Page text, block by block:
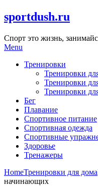
Skip
to
sportdush.ru
Спорт это жизнь,
Menu
Тренировки
Тренировки
Тренировки
Тренировки
Бег
Плавание
Спортивное питание
Спортивная одежда
Спортивные
Здоровье
Тренажеры
HomeТренировки для дома
начинающих